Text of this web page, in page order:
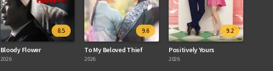
8.5
Bloody Flower
2026
9.6
To My Beloved Thief
2026
9.2
Positively Yours
2026